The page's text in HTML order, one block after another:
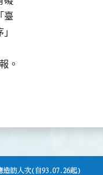
臺
。
造訪人次(自93.07.26起)